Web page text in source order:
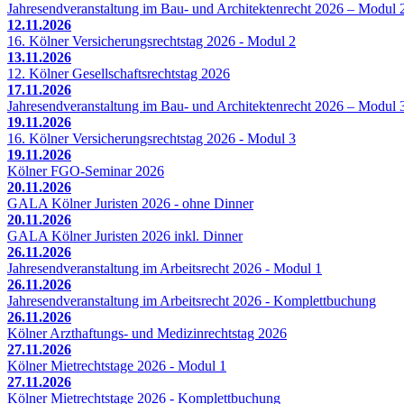
Jahresendveranstaltung im Bau- und Architektenrecht 2026 – Modul
12.11.2026
16. Kölner Versicherungsrechtstag 2026 - Modul 2
13.11.2026
12. Kölner Gesellschaftsrechtstag 2026
17.11.2026
Jahresendveranstaltung im Bau- und Architektenrecht 2026 – Modul
19.11.2026
16. Kölner Versicherungsrechtstag 2026 - Modul 3
19.11.2026
Kölner FGO-Seminar 2026
20.11.2026
GALA Kölner Juristen 2026 - ohne Dinner
20.11.2026
GALA Kölner Juristen 2026 inkl. Dinner
26.11.2026
Jahresendveranstaltung im Arbeitsrecht 2026 - Modul 1
26.11.2026
Jahresendveranstaltung im Arbeitsrecht 2026 - Komplettbuchung
26.11.2026
Kölner Arzthaftungs- und Medizinrechtstag 2026
27.11.2026
Kölner Mietrechtstage 2026 - Modul 1
27.11.2026
Kölner Mietrechtstage 2026 - Komplettbuchung